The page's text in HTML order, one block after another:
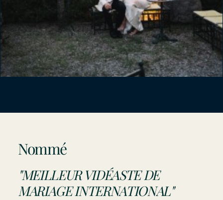
Nommé
"MEILLEUR VIDÉASTE DE
MARIAGE INTERNATIONAL"